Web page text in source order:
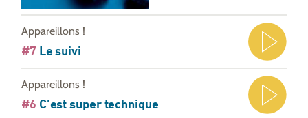
Appareillons !
#7 Le suivi
Appareillons !
#6 C’est super technique